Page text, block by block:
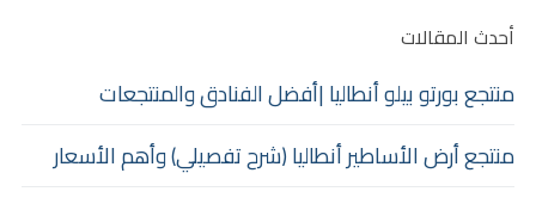
أحدث المقالات
منتجع بورتو بيلو أنطاليا |أفضل الفنادق والمنتجعات
منتجع أرض الأساطير أنطاليا (شرح تفصيلي) وأهم الأسعار